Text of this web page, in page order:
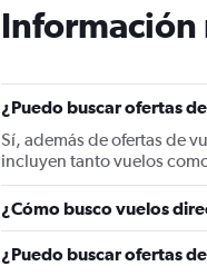
Información
¿Puedo buscar ofertas
Sí, además de ofertas de
incluyen tanto vuelos
¿Cómo busco vuelos
¿Puedo buscar ofertas